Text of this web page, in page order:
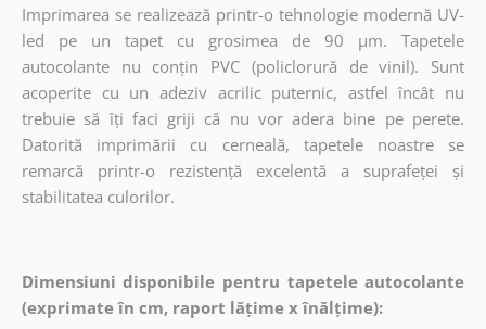
Imprimarea se realizează printr-o tehnologie modernă UV-
led pe un tapet cu grosimea de 90 µm. Tapetele
autocolante nu conțin PVC (policlorură de vinil). Sunt
acoperite cu un adeziv acrilic puternic, astfel încât nu
trebuie să îți faci griji că nu vor adera bine pe perete.
Datorită imprimării cu cerneală, tapetele noastre se
remarcă printr-o rezistență excelentă a suprafeței și
stabilitatea culorilor.
Dimensiuni disponibile pentru tapetele autocolante
(exprimate în cm, raport lățime x înălțime):